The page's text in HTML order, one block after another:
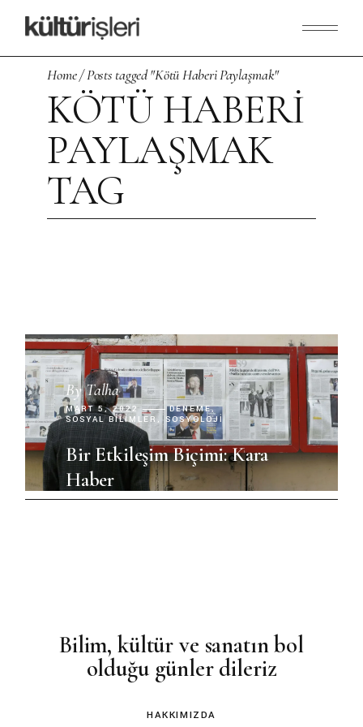
content
Home Posts tagged "Kötü Haberi Paylaşmak"
KÖTÜ HABERI
PAYLAŞMAK
TAG
By Talha
MART 5, 2022
DENEME
SOSYAL BILIMLER
SOSYOLOJI
Bir Etkileşim Biçimi: Kara
Haber
Bilim, kültür ve sanatın bol
olduğu günler dileriz
HAKKIMIZDA